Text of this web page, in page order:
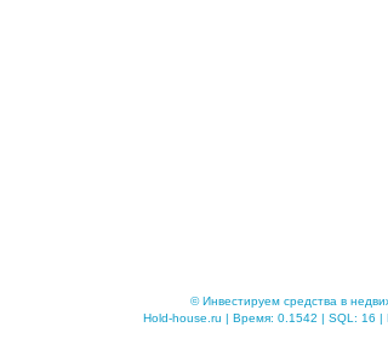
© Инвестируем средства в
Hold-house.ru | Время: 0.1542 | SQL: 16 |